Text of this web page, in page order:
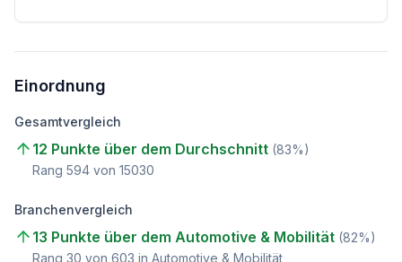
Einordnung
Gesamtvergleich
12 Punkte über dem Durchschnitt (83%)
Rang 594 von 15030
Branchenvergleich
13 Punkte über dem Automotive & Mobilität (82%)
Rang 30 von 603 in Automotive & Mobilität